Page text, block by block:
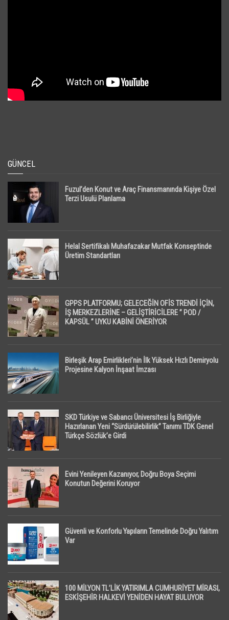
GÜNCEL
Fuzul’den Konut ve Araç Finansmanında Kişiye Özel
Terzi Usulü Planlama
Helal Sertifikalı Muhafazakar Mutfak Konseptinde
Üretim Standartları
GPPS PLATFORMU; GELECEĞİN OFİS TRENDİ İÇİN,
İŞ MERKEZLERİNE – GELİŞTİRİCİLERE ” POD /
KAPSÜL ” UYKU KABİNİ ÖNERİYOR
Birleşik Arap Emirlikleri’nin İlk Yüksek Hızlı Demiryolu
Projesine Kalyon İnşaat İmzası
SKD Türkiye ve Sabancı Üniversitesi İş Birliğiyle
Hazırlanan Yeni “Sürdürülebilirlik” Tanımı TDK Genel
Türkçe Sözlük’e Girdi
Evini Yenileyen Kazanıyor, Doğru Boya Seçimi
Konutun Değerini Koruyor
Güvenli ve Konforlu Yapıların Temelinde Doğru Yalıtım
Var
100 MİLYON TL’LİK YATIRIMLA CUMHURİYET MİRASI,
ESKİŞEHİR HALKEVİ YENİDEN HAYAT BULUYOR